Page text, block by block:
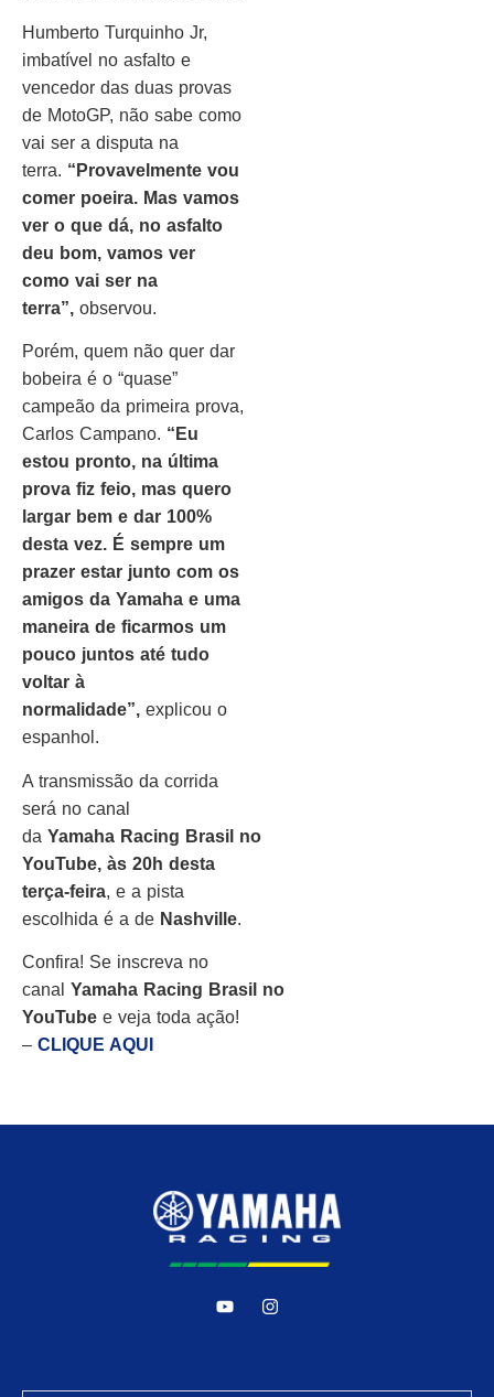
Humberto Turquinho Jr,
imbatível no asfalto e
vencedor das duas provas
de MotoGP, não sabe como
vai ser a disputa na
terra. “Provavelmente vou
comer poeira. Mas vamos
ver o que dá, no asfalto
deu bom, vamos ver
como vai ser na
terra”, observou.
Porém, quem não quer dar
bobeira é o “quase”
campeão da primeira prova,
Carlos Campano. “Eu
estou pronto, na última
prova fiz feio, mas quero
largar bem e dar 100%
desta vez. É sempre um
prazer estar junto com os
amigos da Yamaha e uma
maneira de ficarmos um
pouco juntos até tudo
voltar à
normalidade”, explicou o
espanhol.
A transmissão da corrida
será no canal
da Yamaha Racing Brasil no
YouTube, às 20h desta
terça-feira, e a pista
escolhida é a de Nashville.
Confira! Se inscreva no
canal Yamaha Racing Brasil no
YouTube e veja toda ação!
– CLIQUE AQUI